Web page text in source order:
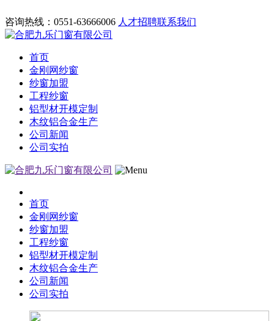
咨询热线：0551-63666006 人才招聘联系我们
首页
金刚网纱窗
纱窗加盟
工程纱窗
铝型材开模定制
木纹铝合金生产
公司新闻
公司实拍
首页
金刚网纱窗
纱窗加盟
工程纱窗
铝型材开模定制
木纹铝合金生产
公司新闻
公司实拍